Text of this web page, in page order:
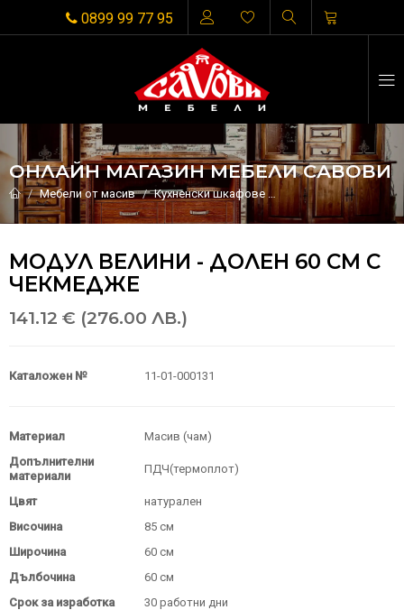
0899 99 77 95
ОНЛАЙН МАГАЗИН МЕБЕЛИ САВОВИ
Мебели от масив Кухненски шкафове Модул Велини -
МОДУЛ ВЕЛИНИ - ДОЛЕН 60 СМ С
ЧЕКМЕДЖЕ
141.12 € (276.00 ЛВ.)
Каталожен № 11-01-000131
Материал
Масив (чам)
Допълнителни
материали
ПДЧ(термоплот)
Цвят
натурален
Височина
85 см
Широчина
60 см
Дълбочина
60 см
Срок за изработка
30 работни дни